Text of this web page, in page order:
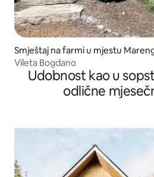
Smještaj na farmi u mjestu
Vileta Bogdano
Udobnost kao u
odlične